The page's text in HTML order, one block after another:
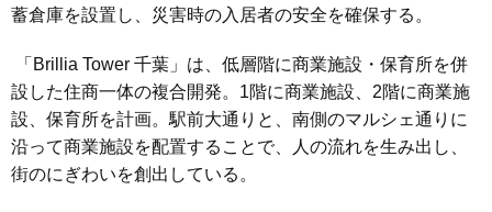
蓄倉庫を設置し、災害時の入居者の安全を確保する。
「Brillia Tower 千葉」は、低層階に商業施設・保育所を併
設した住商一体の複合開発。1階に商業施設、2階に商業施
設、保育所を計画。駅前大通りと、南側のマルシェ通りに
沿って商業施設を配置することで、人の流れを生み出し、
街のにぎわいを創出している。